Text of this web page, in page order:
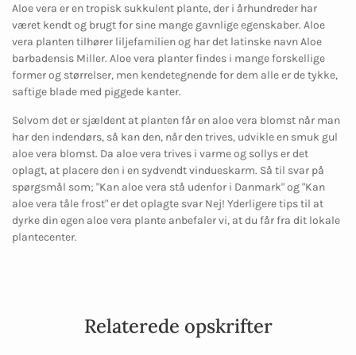
Aloe vera er en tropisk sukkulent plante, der i århundreder har
været kendt og brugt for sine mange gavnlige egenskaber. Aloe
vera planten tilhører liljefamilien og har det latinske navn Aloe
barbadensis Miller. Aloe vera planter findes i mange forskellige
former og størrelser, men kendetegnende for dem alle er de tykke,
saftige blade med piggede kanter.
Selvom det er sjældent at planten får en aloe vera blomst når man
har den indendørs, så kan den, når den trives, udvikle en smuk gul
aloe vera blomst. Da aloe vera trives i varme og sollys er det
oplagt, at placere den i en sydvendt vindueskarm. Så til svar på
spørgsmål som; "Kan aloe vera stå udenfor i Danmark" og "Kan
aloe vera tåle frost" er det oplagte svar Nej! Yderligere tips til at
dyrke din egen aloe vera plante anbefaler vi, at du får fra dit lokale
plantecenter.
Relaterede opskrifter